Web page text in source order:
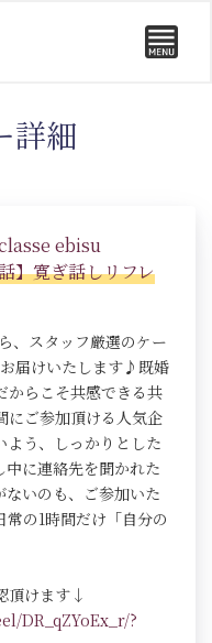
詳細
ebisu
寛ぎ話しリフレ
、スタッフ厳選のケー
届けいたします♪既婚
からこそ共感できる共
にご参加頂ける人気企
よう、しっかりとした
中に連絡先を聞かれた
ないのも、ご参加いた
の1時間だけ「自分の
頂けます↓
DR_qZYoEx_r/?